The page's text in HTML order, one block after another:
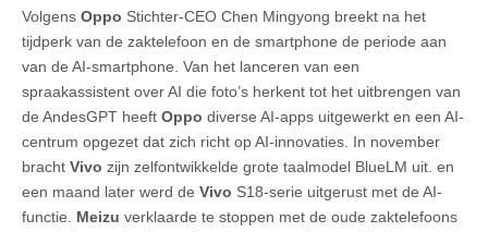
Volgens Oppo Stichter-CEO Chen Mingyong breekt na het
tijdperk van de zaktelefoon en de smartphone de periode aan
van de AI-smartphone. Van het lanceren van een
spraakassistent over AI die foto’s herkent tot het uitbrengen van
de AndesGPT heeft Oppo diverse AI-apps uitgewerkt en een AI-
centrum opgezet dat zich richt op AI-innovaties. In november
bracht Vivo zijn zelfontwikkelde grote taalmodel BlueLM uit. en
een maand later werd de Vivo S18-serie uitgerust met de AI-
functie. Meizu verklaarde te stoppen met de oude zaktelefoons